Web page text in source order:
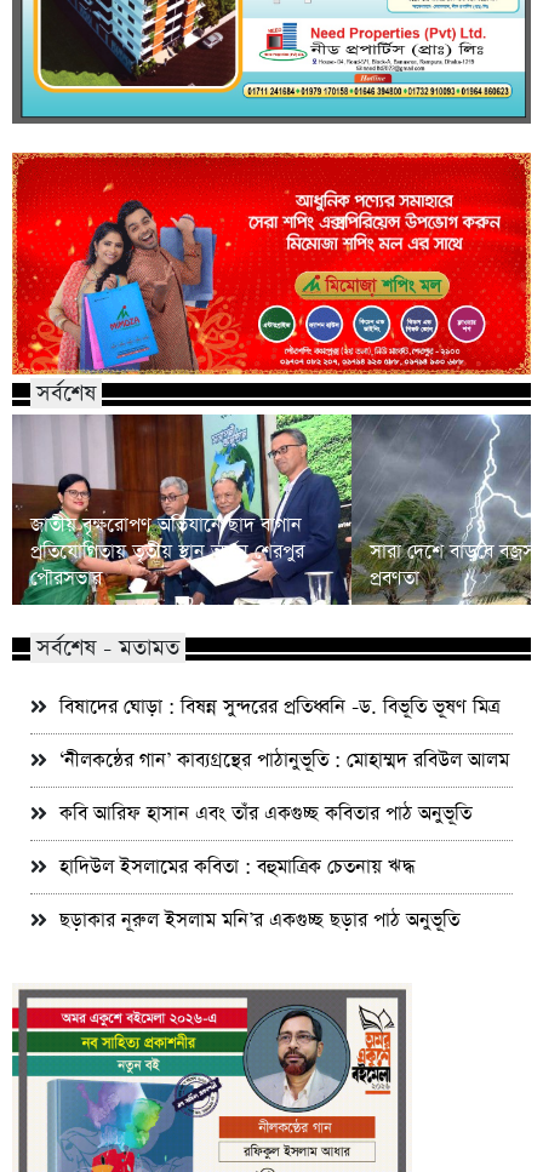
সর্বশেষ
জাতীয় বৃক্ষরোপণ অভিযানে ছাদ বাগান
প্রতিযোগিতায় তৃতীয় স্থান অর্জন শেরপুর
পৌরসভার
সারা দেশে বাড়বে
প্রবণতা
সর্বশেষ - মতামত
বিষাদের ঘোড়া : বিষন্ন সুন্দরের প্রতিধ্বনি -ড. বিভূতি ভূষণ মিত্র
‘নীলকন্ঠের গান’ কাব্যগ্রন্থের পাঠানুভূতি : মোহাম্মদ রবিউল আলম
কবি আরিফ হাসান এবং তাঁর একগুচ্ছ কবিতার পাঠ অনুভূতি
হাদিউল ইসলামের কবিতা : বহুমাত্রিক চেতনায় ঋদ্ধ
ছড়াকার নূরুল ইসলাম মনি’র একগুচ্ছ ছড়ার পাঠ অনুভূতি